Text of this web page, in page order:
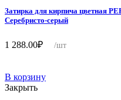
Затирка для кирпича цветная
Серебристо-серый
1 288.00₽ /шт
В корзину
Закрыть